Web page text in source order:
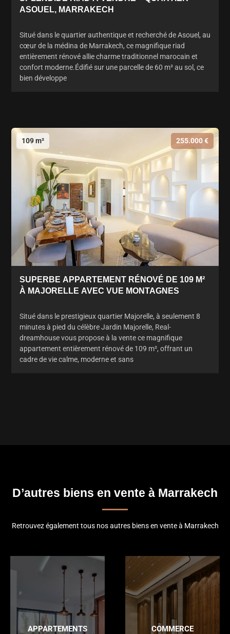
ASOUEL, MARRAKECH
Situé dans le quartier authentique et recherché de Asouel, au
cœur de la médina de Marrakech, ce magnifique riad
entièrement rénové allie charme traditionnel marocain et
confort moderne.Édifié sur une parcelle de 60 m² au sol, ce
bien développe
109 m² 255.000 €
SUPERBE APPARTEMENT RÉNOVÉ DE 109 M²
À MAJORELLE AVEC VUE MONTAGNES
Situé dans le prestigieux quartier Majorelle, à seulement 8
minutes à pied du célèbre Jardin Majorelle, Real-
dreamhouse vous propose à la vente ce magnifique
appartement entièrement rénové de 109 m², offrant un
cadre de vie calme, moderne et sans
D’autres biens en vente à Marrakech
Retrouvez également tous nos autres biens en vente à Marrakech
APPARTEMENTS COMMERCE